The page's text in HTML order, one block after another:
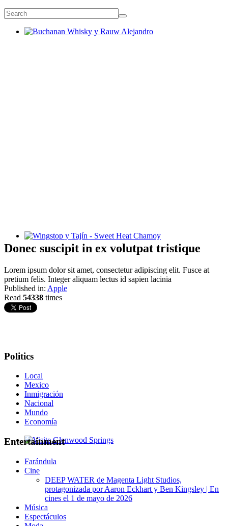
Wingstop y Tajín - Sweet Heat Chamoy
Donec suscipit in ex volutpat tristique
Lorem ipsum dolor sit amet, consectetur adipiscing elit. Fusce at
pretium felis. Integer aliquam lectus id sapien lacinia
Published in: Apple
Read 54338 times
Politics
Local
Mexico
Inmigración
Nacional
Mundo
Economía
Entertainment
Farándula
Cine
DEEP WATER de Magenta Light Studios,
protagonizada por Aaron Eckhart y Ben Kingsley | En
cines el 1 de mayo de 2026
Música
Espectáculos